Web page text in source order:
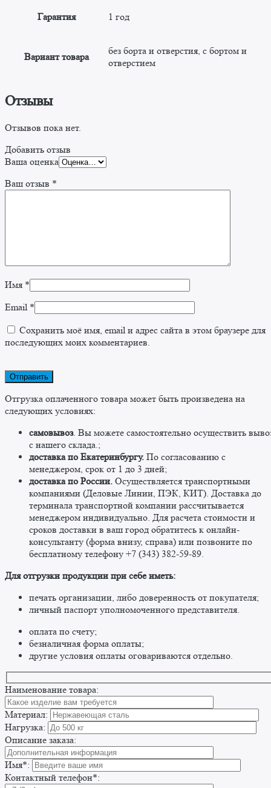
Гарантия 1 год
Вариант товара
без борта и отверстия, с бортом и
отверстием
Отзывы
Отзывов пока нет.
Добавить отзыв
Ваша оценка
Ваш отзыв *
Имя *
Email *
Сохранить моё имя, email и адрес сайта в этом браузере для
последующих моих комментариев.
Отгрузка оплаченного товара может быть произведена на
следующих условиях:
самовывоз. Вы можете самостоятельно осуществить
c нашего склада.;
доставка по Екатеринбургу. По согласованию с
менеджером, срок от 1 до 3 дней;
доставка по России. Осуществляется транспортными
компаниями (Деловые Линии, ПЭК, КИТ). Доставка до
терминала транспортной компании рассчитывается
менеджером индивидуально. Для расчета стоимости и
сроков доставки в ваш город обратитесь к онлайн-
консультанту (форма внизу, справа) или позвоните по
бесплатному телефону +7 (343) 382-59-89. ​
​Для отгрузки продукции при себе иметь:
печать организации, либо доверенность от покупателя;
личный паспорт уполномоченного представителя.
оплата по счету;
безналичная форма оплаты;
другие условия оплаты оговариваются отдельно. ​
Наименование товара:
Материал:
Нагрузка:
Описание заказа:
Имя*:
Контактный телефон*: